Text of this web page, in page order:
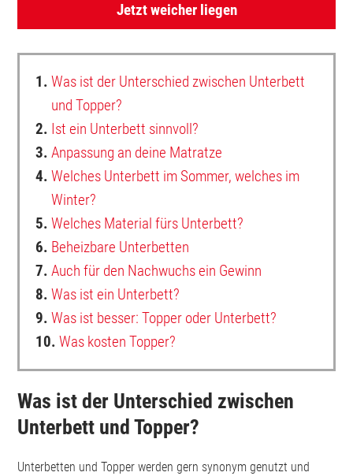
Jetzt weicher liegen
1. Was ist der Unterschied zwischen Unterbett
und Topper?
2. Ist ein Unterbett sinnvoll?
3. Anpassung an deine Matratze
4. Welches Unterbett im Sommer, welches im
Winter?
5. Welches Material fürs Unterbett?
6. Beheizbare Unterbetten
7. Auch für den Nachwuchs ein Gewinn
8. Was ist ein Unterbett?
9. Was ist besser: Topper oder Unterbett?
10. Was kosten Topper?
Was ist der Unterschied zwischen
Unterbett und Topper?
Unterbetten und Topper werden gern synonym genutzt und